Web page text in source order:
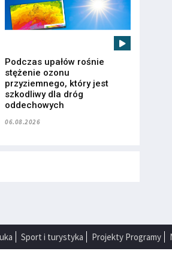
Podczas upałów rośnie
stężenie ozonu
przyziemnego, który jest
szkodliwy dla dróg
oddechowych
06.08.2026
Sport i turystyka Projekty Programy